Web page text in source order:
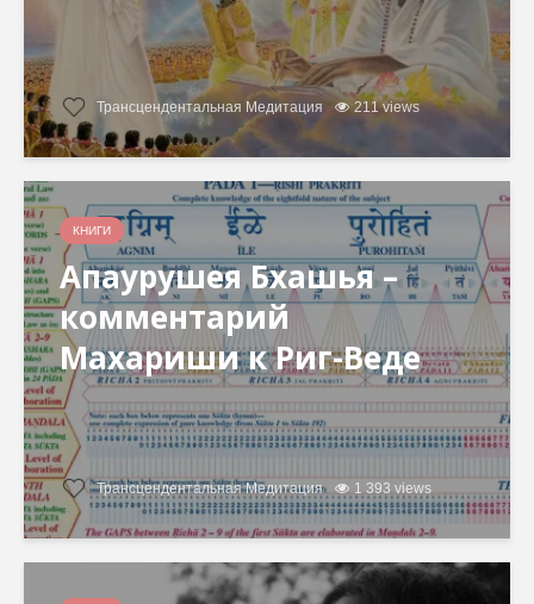
Трансцендентальная Медитация 211 views
КНИГИ
Апаурушея Бхашья –
комментарий
Махариши к Риг-Веде
Трансцендентальная Медитация 1 393 views